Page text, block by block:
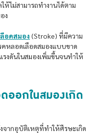
ห้ไม่สามารถทำงานได้ตาม
ง
อดสมอง (Stroke) ที่มีความ
คหลอดเลือดสมองแบบขาด
รงดันในสมองเพิ่มขึ้นจนทำให้
ออกในสมองเกิด
จากอุบัติเหตุที่ทำให้ศีรษะเกิด